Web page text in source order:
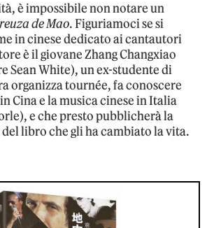
è impossibile non notare un
de Mao. Figuriamoci se si
in cinese dedicato ai cantautori
è il giovane Zhang Changxiao
Sean White), un ex-studente di
organizza tournée, fa conoscere
Cina e la musica cinese in Italia
e che presto pubblicherà la
libro che gli ha cambiato la vita.